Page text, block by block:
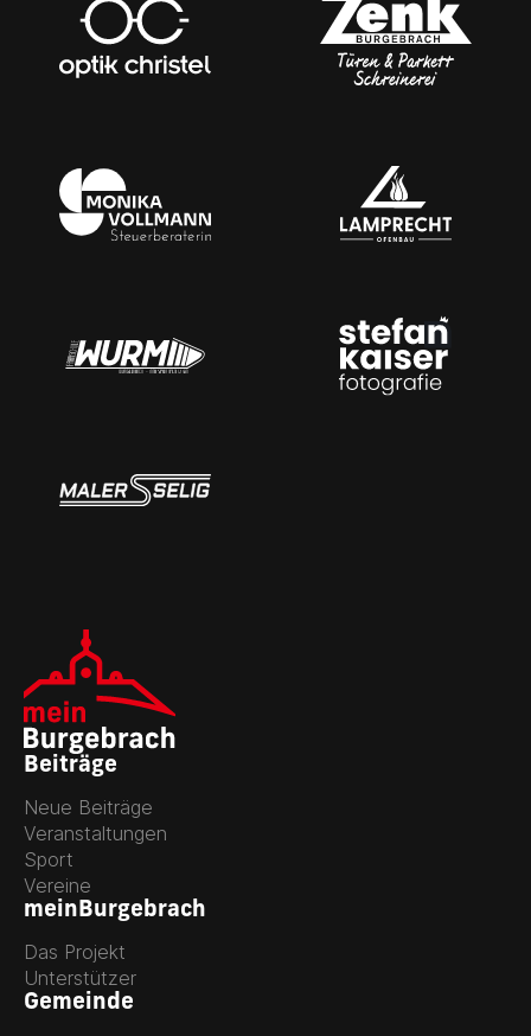
Beiträge
Neue Beiträge
Veranstaltungen
Sport
Vereine
meinBurgebrach
Das Projekt
Unterstützer
Gemeinde